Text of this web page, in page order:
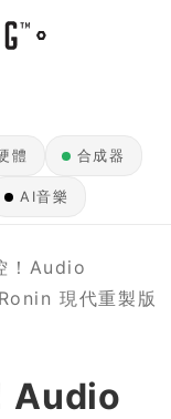
體 合成器
AI音樂
！Audio
現代重製版
Audio